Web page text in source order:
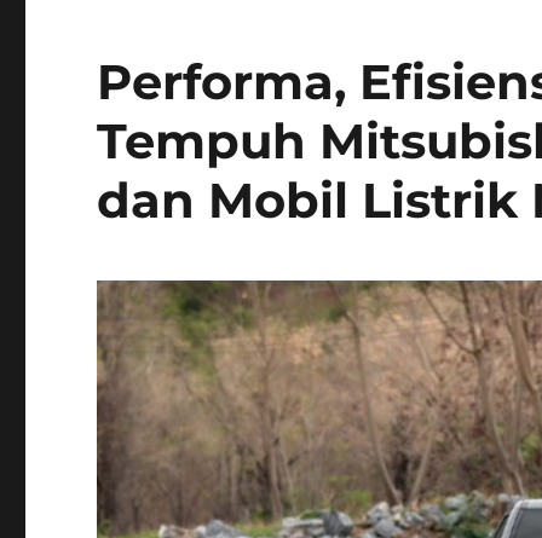
Performa,
Tempuh
dan Mobil Listrik